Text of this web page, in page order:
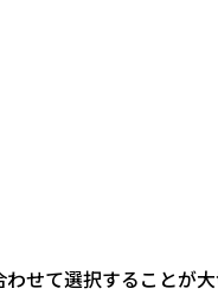
せて選択することが大